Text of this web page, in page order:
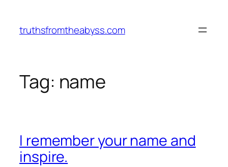
contenuto
truthsfromtheabyss.com
Tag: name
I remember your name and
inspire.